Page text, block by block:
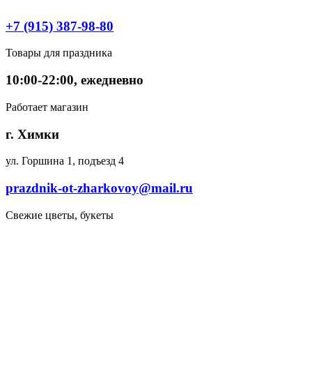
+7 (915) 387-98-80
Товары для праздника
10:00-22:00, ежедневно
Работает магазин
г. Химки
ул. Горшина 1, подъезд 4
prazdnik-ot-zharkovoy@mail.ru
Свежие цветы, букеты